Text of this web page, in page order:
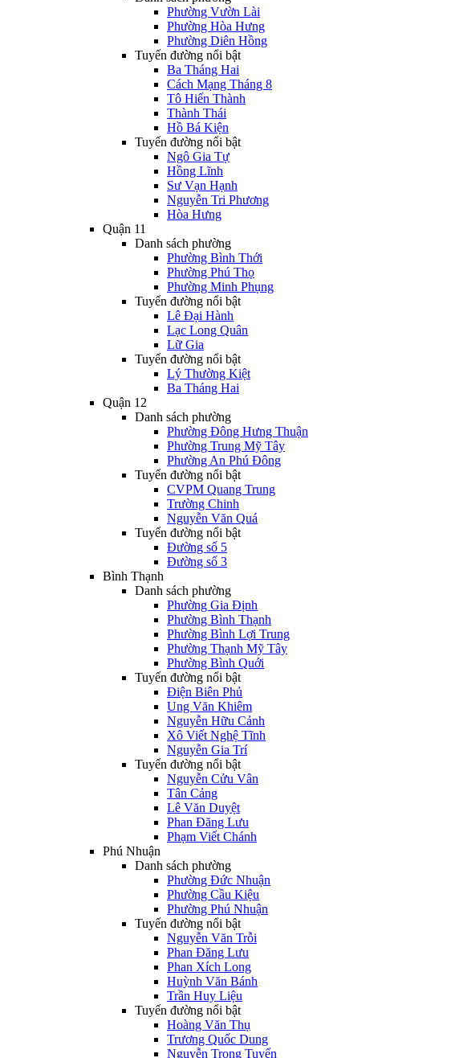
Phường Vườn Lài
Phường Hòa Hưng
Phường Diên Hồng
Tuyến đường nổi bật
Ba Tháng Hai
Cách Mạng Tháng 8
Tô Hiến Thành
Thành Thái
Hồ Bá Kiện
Tuyến đường nổi bật
Ngô Gia Tự
Hồng Lĩnh
Sư Vạn Hạnh
Nguyễn Tri Phương
Hòa Hưng
Quận 11
Danh sách phường
Phường Bình Thới
Phường Phú Thọ
Phường Minh Phụng
Tuyến đường nổi bật
Lê Đại Hành
Lạc Long Quân
Lữ Gia
Tuyến đường nổi bật
Lý Thường Kiệt
Ba Tháng Hai
Quận 12
Danh sách phường
Phường Đông Hưng Thuận
Phường Trung Mỹ Tây
Phường An Phú Đông
Tuyến đường nổi bật
CVPM Quang Trung
Trường Chinh
Nguyễn Văn Quá
Tuyến đường nổi bật
Đường số 5
Đường số 3
Bình Thạnh
Danh sách phường
Phường Gia Định
Phường Bình Thạnh
Phường Bình Lợi Trung
Phường Thạnh Mỹ Tây
Phường Bình Quới
Tuyến đường nổi bật
Điện Biên Phủ
Ung Văn Khiêm
Nguyễn Hữu Cảnh
Xô Viết Nghệ Tĩnh
Nguyễn Gia Trí
Tuyến đường nổi bật
Nguyễn Cửu Vân
Tân Cảng
Lê Văn Duyệt
Phan Đăng Lưu
Phạm Viết Chánh
Phú Nhuận
Danh sách phường
Phường Đức Nhuận
Phường Cầu Kiệu
Phường Phú Nhuận
Tuyến đường nổi bật
Nguyễn Văn Trỗi
Phan Đăng Lưu
Phan Xích Long
Huỳnh Văn Bánh
Trần Huy Liệu
Tuyến đường nổi bật
Hoàng Văn Thụ
Trương Quốc Dung
Nguyễn Trọng Tuyển